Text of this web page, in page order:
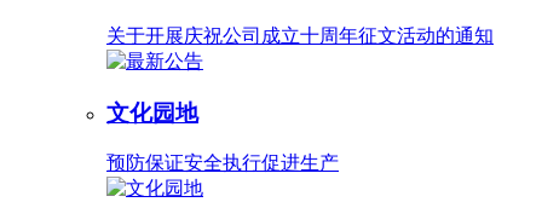
关于开展庆祝公司成立十周年征文活动的通知
文化园地
预防保证安全执行促进生产